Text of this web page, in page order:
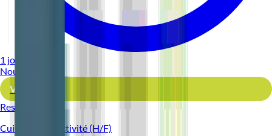
1 jour
Nouveau
Voir l'offre
Reso 44
Cuisinier Collectivité (H/F)